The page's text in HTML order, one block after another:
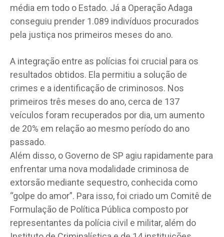
média em todo o Estado. Já a Operação Adaga
conseguiu prender 1.089 indivíduos procurados
pela justiça nos primeiros meses do ano.
A integração entre as polícias foi crucial para os
resultados obtidos. Ela permitiu a solução de
crimes e a identificação de criminosos. Nos
primeiros três meses do ano, cerca de 137
veículos foram recuperados por dia, um aumento
de 20% em relação ao mesmo período do ano
passado.
Além disso, o Governo de SP agiu rapidamente para
enfrentar uma nova modalidade criminosa de
extorsão mediante sequestro, conhecida como
“golpe do amor”. Para isso, foi criado um Comitê de
Formulação de Política Pública composto por
representantes da polícia civil e militar, além do